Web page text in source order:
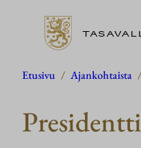
Siirry
Etusivu / Ajankohtaista /